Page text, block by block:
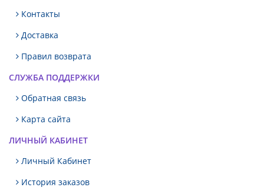
Контакты
Доставка
Правил возврата
СЛУЖБА ПОДДЕРЖКИ
Обратная связь
Карта сайта
ЛИЧНЫЙ КАБИНЕТ
Личный Кабинет
История заказов